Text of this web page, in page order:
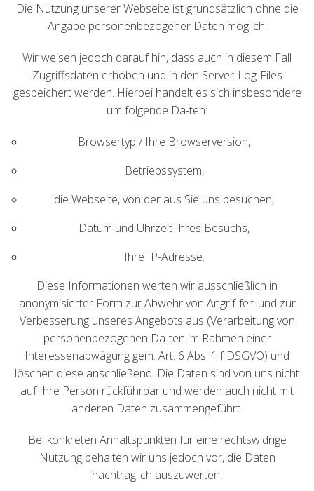
Die Nutzung unserer Webseite ist grundsätzlich ohne die
Angabe personenbezogener Daten möglich.
Wir weisen jedoch darauf hin, dass auch in diesem Fall
Zugriffsdaten erhoben und in den Server-Log-Files
gespeichert werden. Hierbei handelt es sich insbesondere
um folgende Da-ten:
Browsertyp / Ihre Browserversion,
Betriebssystem,
die Webseite, von der aus Sie uns besuchen,
Datum und Uhrzeit Ihres Besuchs,
Ihre IP-Adresse.
Diese Informationen werten wir ausschließlich in
anonymisierter Form zur Abwehr von Angrif-fen und zur
Verbesserung unseres Angebots aus (Verarbeitung von
personenbezogenen Da-ten im Rahmen einer
Interessenabwägung gem. Art. 6 Abs. 1 f DSGVO) und
löschen diese anschließend. Die Daten sind von uns nicht
auf Ihre Person rückführbar und werden auch nicht mit
anderen Daten zusammengeführt.
Bei konkreten Anhaltspunkten für eine rechtswidrige
Nutzung behalten wir uns jedoch vor, die Daten
nachträglich auszuwerten.